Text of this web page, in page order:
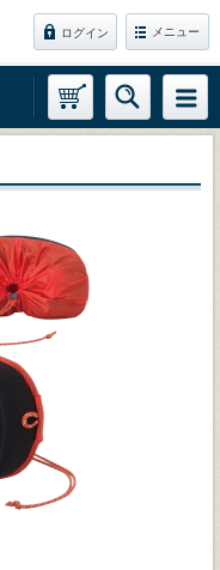
ログイン メニュー